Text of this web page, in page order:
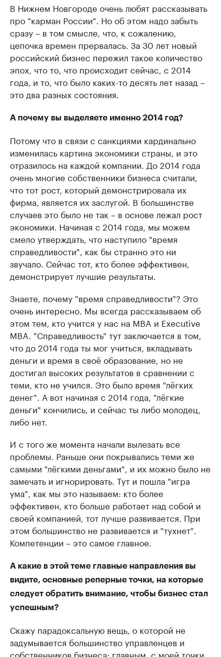
В Нижнем Новгороде очень любят рассказывать
про "карман России". Но об этом надо забыть
сразу – в том смысле, что, к сожалению,
цепочка времен прервалась. За 30 лет новый
российский бизнес пережил такое количество
эпох, что то, что происходит сейчас, с 2014
года, и то, что было каких-то десять лет назад –
это два разных состояния.
А почему вы выделяете именно 2014 год?
Потому что в связи с санкциями кардинально
изменилась картина экономики страны, и это
отразилось на каждой компании. До 2014 года
очень многие собственники бизнеса считали,
что тот рост, который демонстрировала их
фирма, является их заслугой. В большинстве
случаев это было не так – в основе лежал рост
экономики. Начиная с 2014 года, мы можем
смело утверждать, что наступило "время
справедливости", как бы странно это ни
звучало. Сейчас тот, кто более эффективен,
демонстрирует лучшие результаты.
Знаете, почему "время справедливости"? Это
очень интересно. Мы всегда рассказываем об
этом тем, кто учится у нас на MBA и Executive
MBA. "Справедливость" тут заключается в том,
что до 2014 года ты мог учиться, вкладывать
деньги и время в своё образование, но не
достигал высоких результатов в сравнении с
теми, кто не учился. Это было время "лёгких
денег". А вот начиная с 2014 года, "лёгкие
деньги" кончились, и сейчас ты либо молодец,
либо нет.
И с того же момента начали вылезать все
проблемы. Раньше они покрывались теми же
самыми "лёгкими деньгами", и их можно было не
замечать и игнорировать. Тут и пошла "игра
ума", как мы это называем: кто более
эффективен, кто больше работает над собой и
своей компанией, тот лучше развивается. При
этом большинство не развивается и "тухнет".
Компетенции – это самое главное.
А какие в этой теме главные направления вы
видите, основные реперные точки, на которые
следует обратить внимание, чтобы бизнес стал
успешным?
Скажу парадоксальную вещь, о которой не
задумывается большинство управленцев и
собственников бизнеса: главным, с моей точки